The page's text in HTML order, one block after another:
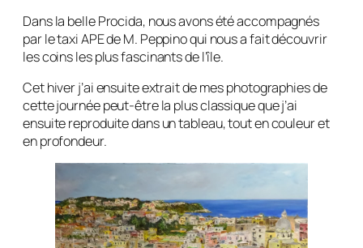
Dans la belle Procida, nous avons été accompagnés
par le taxi APE de M. Peppino qui nous a fait découvrir
les coins les plus fascinants de l’île.
Cet hiver j’ai ensuite extrait de mes photographies de
cette journée peut-être la plus classique que j’ai
ensuite reproduite dans un tableau, tout en couleur et
en profondeur.